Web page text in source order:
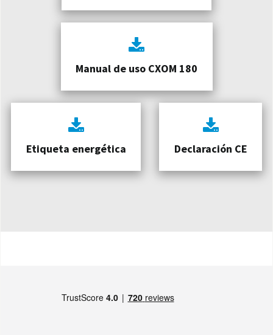
Manual de uso CXOM 180
Etiqueta energética Declaración CE